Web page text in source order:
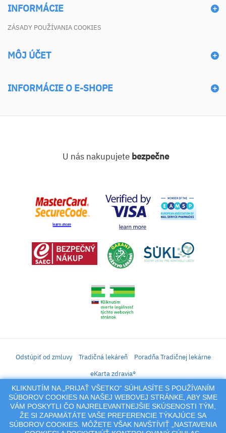
INFORMÁCIE
ZÁSADY POUŽÍVANIA COOKIES
MÔJ ÚČET
INFORMÁCIE O E-SHOPE
KLIKNUTÍM NA „PRIJAŤ VŠETKO“ SÚHLASÍTE S POUŽÍVANÍM
SÚBOROV COOKIES NA NAŠEJ WEBOVEJ STRÁNKE, ABY SME
VÁM POSKYTLI ČO NAJRELEVANTNEJŠIE SKÚSENOSTI TÝM,
ŽE SI ZAPAMÄTÁTE VAŠE PREFERENCIE TÝKAJÚCE SA
SÚBOROV COOKIES. MÔŽETE VŠAK NAVŠTÍVIŤ „NASTAVENIA
U nás nakupujete bezpečne
Odstúpiť od zmluvy Tradičná lekáreň
Poradňa Tradičnej lekárne
eKarta zdravia®
iLekáreň – Zásielkový predaj liekov, vitamínov, výživových doplnkov, prípravkov s
liečivým účinkom a kozmetiky. Elektronické zaslanie receptu.
Na tento portál sa vzťahujú autorské práva a akákoľvek jeho reprodukcia
(používanie, kopírovanie, šírenie a pod.),
alebo reprodukcia jeho časti (prevzatie obrázkov, textov a pod.) podlieha